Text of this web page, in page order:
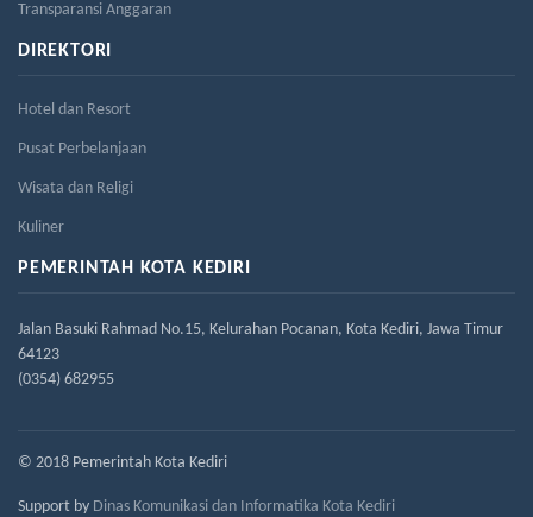
Transparansi Anggaran
DIREKTORI
Hotel dan Resort
Pusat Perbelanjaan
Wisata dan Religi
Kuliner
PEMERINTAH KOTA KEDIRI
Jalan Basuki Rahmad No.15, Kelurahan Pocanan, Kota Kediri, Jawa Timur
64123
(0354) 682955
© 2018 Pemerintah Kota Kediri
Support by Dinas Komunikasi dan Informatika Kota Kediri